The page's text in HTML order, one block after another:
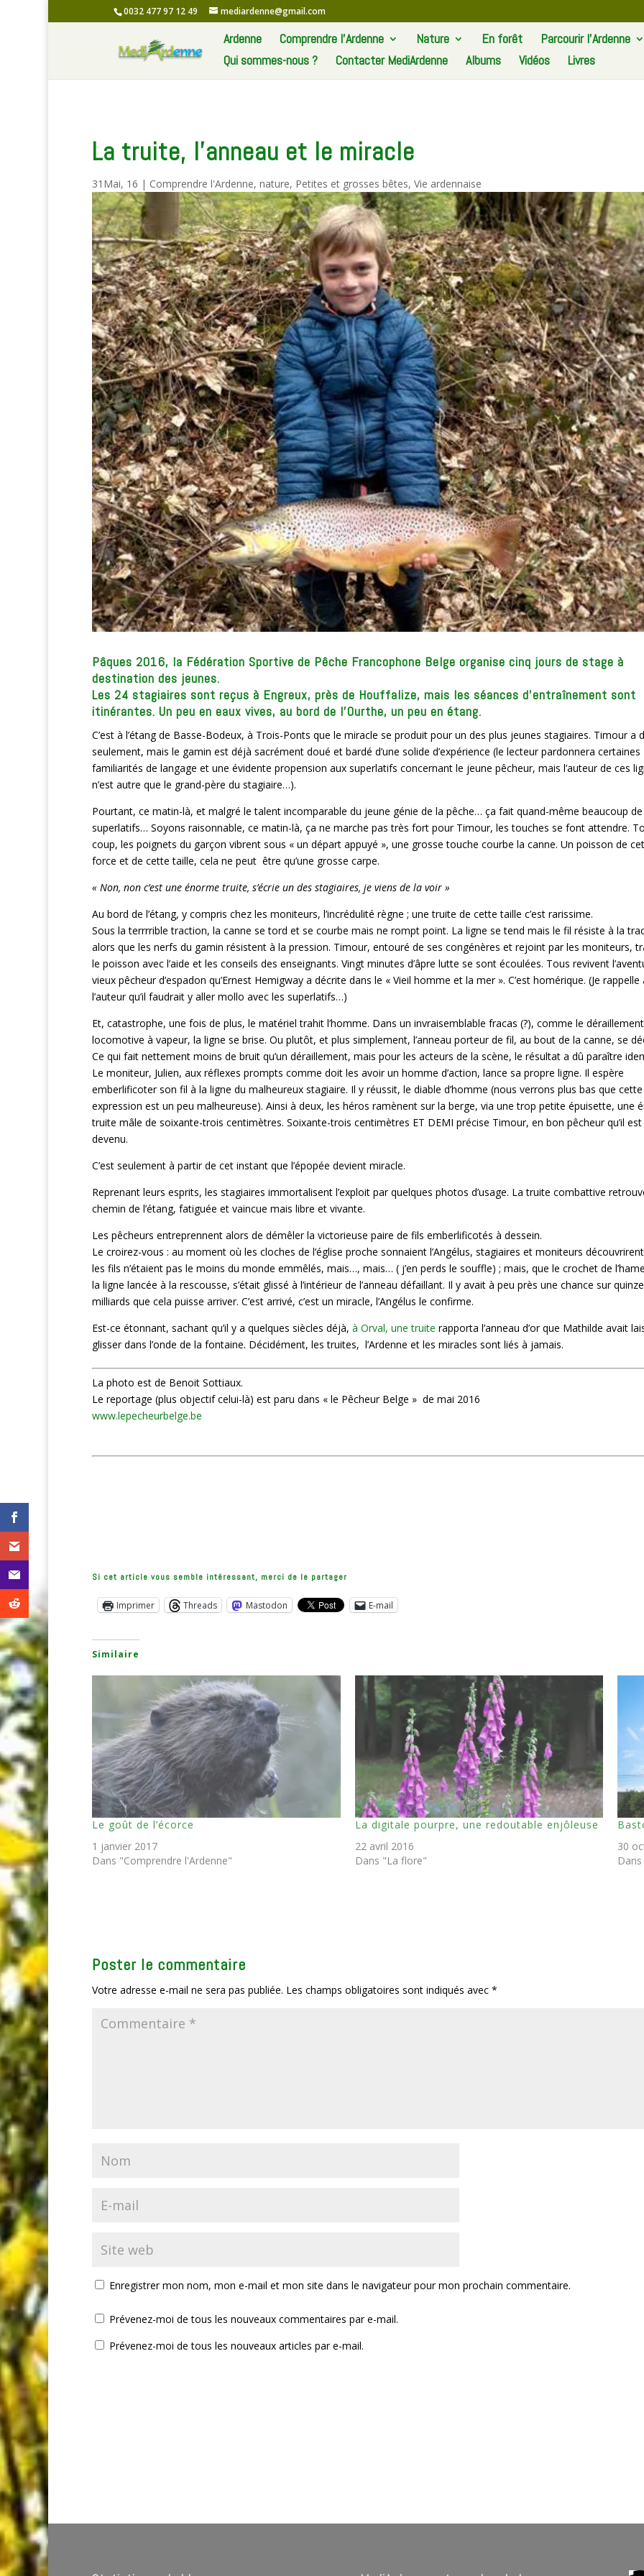
0032 477 97 12 49 mediardenne@gmail.com
Ardenne Comprendre l’Ardenne Nature En forêt
Parcourir l’Ardenne
Qui sommes-nous ?
Contacter MediArdenne Albums Vidéos Livres
La truite, l’anneau et le miracle
31Mai, 16 | Comprendre l'Ardenne, nature, Petites et grosses bêtes, Vie ardennaise
Pâques 2016, la Fédération Sportive de Pêche Francophone Belge organise cinq jours de stage à
destination des jeunes.
Les 24 stagiaires sont reçus à Engreux, près de Houffalize, mais les séances d’entraînement sont
itinérantes. Un peu en eaux vives, au bord de l’Ourthe, un peu en étang.
C’est à l’étang de Basse-Bodeux, à Trois-Ponts que le miracle se produit pour un des plus jeunes stagiaires. Timour a
seulement, mais le gamin est déjà sacrément doué et bardé d’une solide d’expérience (le lecteur pardonnera certaines
familiarités de langage et une évidente propension aux superlatifs concernant le jeune pêcheur, mais l’auteur de ces
n’est autre que le grand-père du stagiaire…).
Pourtant, ce matin-là, et malgré le talent incomparable du jeune génie de la pêche… ça fait quand-même beaucoup de
superlatifs… Soyons raisonnable, ce matin-là, ça ne marche pas très fort pour Timour, les touches se font attendre.
coup, les poignets du garçon vibrent sous « un départ appuyé », une grosse touche courbe la canne. Un poisson de
force et de cette taille, cela ne peut être qu’une grosse carpe.
« Non, non c’est une énorme truite, s’écrie un des stagiaires, je viens de la voir »
Au bord de l’étang, y compris chez les moniteurs, l’incrédulité règne ; une truite de cette taille c’est rarissime.
Sous la terrrrible traction, la canne se tord et se courbe mais ne rompt point. La ligne se tend mais le fil résiste à la
alors que les nerfs du gamin résistent à la pression. Timour, entouré de ses congénères et rejoint par les moniteurs,
le poisson avec l’aide et les conseils des enseignants. Vingt minutes d’âpre lutte se sont écoulées. Tous revivent
vieux pêcheur d’espadon qu’Ernest Hemigway a décrite dans le « Vieil homme et la mer ». C’est homérique. (Je rappelle
l’auteur qu’il faudrait y aller mollo avec les superlatifs…)
Et, catastrophe, une fois de plus, le matériel trahit l’homme. Dans un invraisemblable fracas (?), comme le déraillement
locomotive à vapeur, la ligne se brise. Ou plutôt, et plus simplement, l’anneau porteur de fil, au bout de la canne, se
Ce qui fait nettement moins de bruit qu’un déraillement, mais pour les acteurs de la scène, le résultat a dû paraître
Le moniteur, Julien, aux réflexes prompts comme doit les avoir un homme d’action, lance sa propre ligne. Il espère
emberlificoter son fil à la ligne du malheureux stagiaire. Il y réussit, le diable d’homme (nous verrons plus bas que cette
expression est un peu malheureuse). Ainsi à deux, les héros ramènent sur la berge, via une trop petite épuisette, une
truite mâle de soixante-trois centimètres. Soixante-trois centimètres ET DEMI précise Timour, en bon pêcheur qu’il est
devenu.
C’est seulement à partir de cet instant que l’épopée devient miracle.
Reprenant leurs esprits, les stagiaires immortalisent l’exploit par quelques photos d’usage. La truite combattive
chemin de l’étang, fatiguée et vaincue mais libre et vivante.
Les pêcheurs entreprennent alors de démêler la victorieuse paire de fils emberlificotés à dessein.
Le croirez-vous : au moment où les cloches de l’église proche sonnaient l’Angélus, stagiaires et moniteurs
les fils n’étaient pas le moins du monde emmêlés, mais…, mais… ( j’en perds le souffle) ; mais, que le crochet de
la ligne lancée à la rescousse, s’était glissé à l’intérieur de l’anneau défaillant. Il y avait à peu près une chance sur quinze
milliards que cela puisse arriver. C’est arrivé, c’est un miracle, l’Angélus le confirme.
Est-ce étonnant, sachant qu’il y a quelques siècles déjà, à Orval, une truite rapporta l’anneau d’or que Mathilde avait
glisser dans l’onde de la fontaine. Décidément, les truites, l’Ardenne et les miracles sont liés à jamais.
La photo est de Benoit Sottiaux.
Le reportage (plus objectif celui-là) est paru dans « le Pêcheur Belge » de mai 2016
www.lepecheurbelge.be
Si cet article vous semble intéressant, merci de le partager
Imprimer Threads Mastodon E-mail
Similaire
Le goût de l’écorce
1 janvier 2017
Dans "Comprendre l'Ardenne"
La digitale pourpre, une redoutable enjôleuse
22 avril 2016
Dans "La flore"
30
Poster le commentaire
Votre adresse e-mail ne sera pas publiée. Les champs obligatoires sont indiqués avec *
Enregistrer mon nom, mon e-mail et mon site dans le navigateur pour mon prochain commentaire.
Prévenez-moi de tous les nouveaux commentaires par e-mail.
Prévenez-moi de tous les nouveaux articles par e-mail.